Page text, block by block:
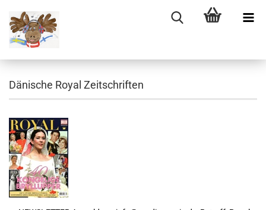
Dänische Royal Zeitschriften